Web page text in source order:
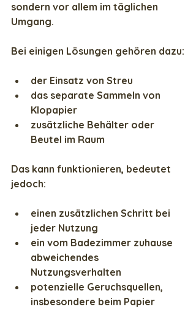
sondern vor allem im täglichen
Umgang.
Bei einigen Lösungen gehören dazu:
der Einsatz von Streu
das separate Sammeln von
Klopapier
zusätzliche Behälter oder
Beutel im Raum
Das kann funktionieren, bedeutet
jedoch:
einen zusätzlichen Schritt bei
jeder Nutzung
ein vom Badezimmer zuhause
abweichendes
Nutzungsverhalten
potenzielle Geruchsquellen,
insbesondere beim Papier